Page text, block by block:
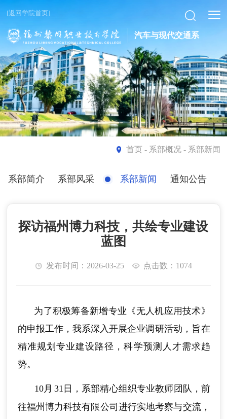
[返回学院首页]
汽车与现代交通系
首页- 系部概况 - 系部新闻
系部简介 系部风采 系部新闻 通知公告
探访福州博力科技，共绘专业建设
蓝图
发布时间：2026-03-25 点击数：1074
为了积极筹备新增专业《无人机应用技术》
的申报工作，我系深入开展企业调研活动，旨在
精准规划专业建设路径，科学预测人才需求趋
势。
10月 31 日，系部精心组织专业教师团队，前
往福州博力科技有限公司进行实地考察与交流，